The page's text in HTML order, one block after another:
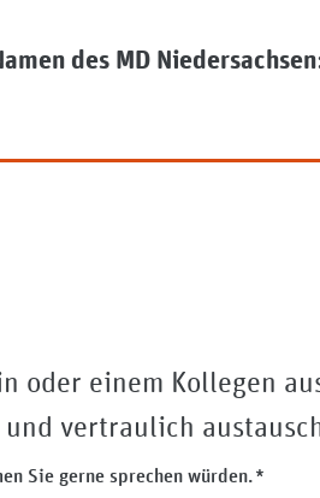
des MD Niedersachsen
oder einem Kollegen
vertraulich
Sie gerne sprechen würden.*